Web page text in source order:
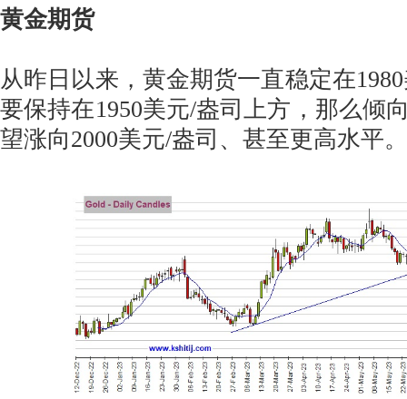
黄金期货
从昨日以来，黄金期货一直稳定在
要保持在1950美元/盎司上方，那么倾
望涨向2000美元/盎司、甚至更高水平。